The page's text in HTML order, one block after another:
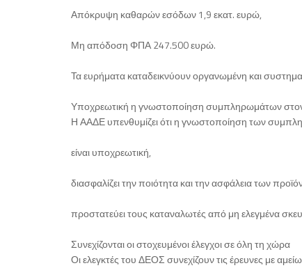
Απόκρυψη καθαρών εσόδων 1,9 εκατ. ευρώ,
Μη απόδοση ΦΠΑ 247.500 ευρώ.
Τα ευρήματα καταδεικνύουν οργανωμένη και
Υποχρεωτική η γνωστοποίηση συμπληρωμάτων
Η ΑΑΔΕ υπενθυμίζει ότι η γνωστοποίηση των
είναι υποχρεωτική,
διασφαλίζει την ποιότητα και την ασφάλεια των
προστατεύει τους καταναλωτές από μη ελεγμένα
Συνεχίζονται οι στοχευμένοι έλεγχοι σε όλη τη χώρα
Οι ελεγκτές του ΔΕΟΣ συνεχίζουν τις έρευνες με